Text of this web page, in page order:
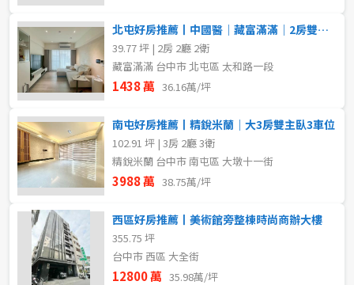
北屯好房推薦丨中國醫｜藏富滿滿｜2房雙衛浴精裝戶
39.77 坪 | 2房 2廳 2衛
藏富滿滿 台中市 北屯區 太和路一段
1438 萬 36.16萬/坪
南屯好房推薦丨精銳米蘭｜大3房雙主臥3車位
102.91 坪 | 3房 2廳 3衛
精銳米蘭 台中市 南屯區 大墩十一街
3988 萬 38.75萬/坪
西區好房推薦丨美術館旁整棟時尚商辦大樓
355.75 坪
台中市 西區 大全街
12800 萬 35.98萬/坪